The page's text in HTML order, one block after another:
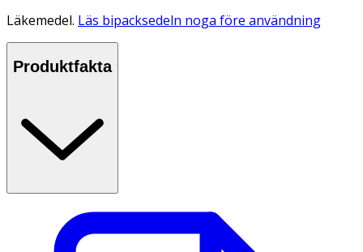
Läkemedel. Läs bipacksedeln noga före användning
Produktfakta